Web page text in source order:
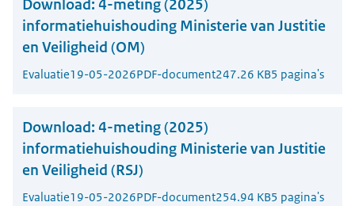
Download: 4-meting (2025)
informatiehuishouding Ministerie van Justitie
en Veiligheid (OM)
Evaluatie19-05-2026PDF-document247.26 KB5 pagina's
Download: 4-meting (2025)
informatiehuishouding Ministerie van Justitie
en Veiligheid (RSJ)
Evaluatie19-05-2026PDF-document254.94 KB5 pagina's